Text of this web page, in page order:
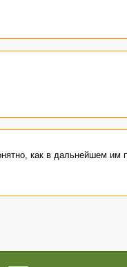
как в дальнейшем им